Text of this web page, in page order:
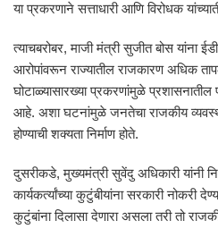
या प्रकरणाने सत्ताधारी आणि विरोधक
त्याचबरोबर, माजी मंत्री सुजीत बोस यांना
आरोपांवरून राज्यातील राजकारण अधिक
घोटाळ्यासारख्या प्रकरणांमुळे प्रशासनातील
आहे. अशा घटनांमुळे जनतेचा राजकीय
होण्याची शक्यता निर्माण होते.
दुसरीकडे, मुख्यमंत्री सुवेंदु अधिकारी यांनी
कार्यकर्त्यांच्या कुटुंबीयांना सरकारी नोकरी
कुटुंबांना दिलासा देणारा असला तरी तो